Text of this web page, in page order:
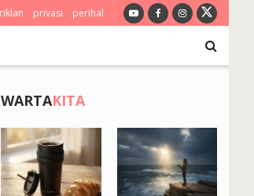
privasi perihal
WARTAKITA